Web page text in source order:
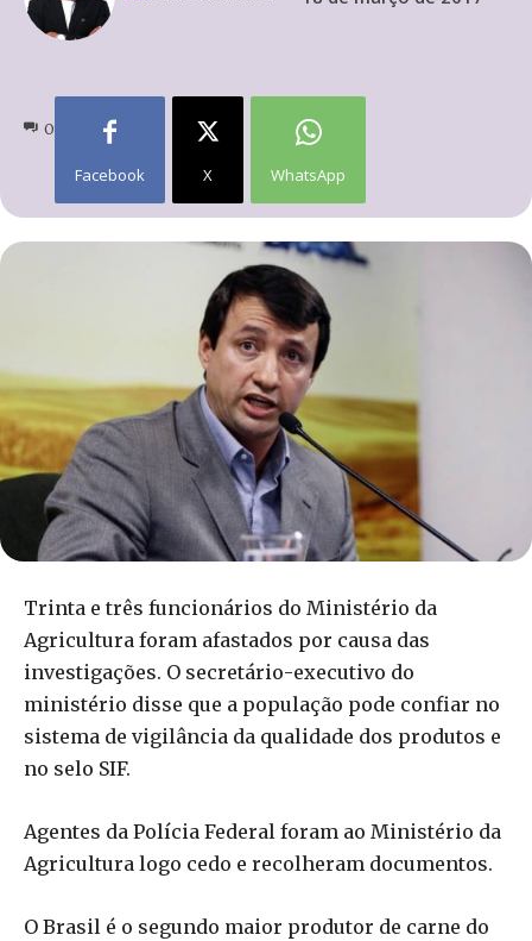
0
Facebook X WhatsApp
Trinta e três funcionários do Ministério da
Agricultura foram afastados por causa das
investigações. O secretário-executivo do
ministério disse que a população pode confiar no
sistema de vigilância da qualidade dos produtos e
no selo SIF.
Agentes da Polícia Federal foram ao Ministério da
Agricultura logo cedo e recolheram documentos.
O Brasil é o segundo maior produtor de carne do